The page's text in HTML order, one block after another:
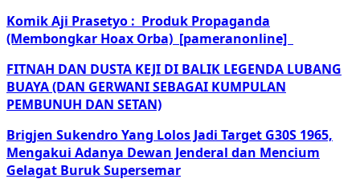
Komik Aji Prasetyo : Produk Propaganda
(Membongkar Hoax Orba) [pameranonline]
FITNAH DAN DUSTA KEJI DI BALIK LEGENDA LUBANG
BUAYA (DAN GERWANI SEBAGAI KUMPULAN
PEMBUNUH DAN SETAN)
Brigjen Sukendro Yang Lolos Jadi Target G30S 1965,
Mengakui Adanya Dewan Jenderal dan Mencium
Gelagat Buruk Supersemar